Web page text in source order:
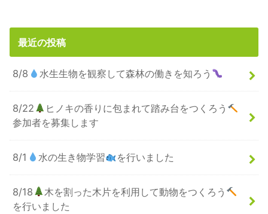
最近の投稿
8/8 水生生物を観察して森林の働きを知ろう
8/22
ヒノキの香りに包まれて踏み台をつくろう
参加者を募集します
8/1 水の生き物学習 を行いました
8/18
木を割った木片を利用して動物をつくろう
を行いました